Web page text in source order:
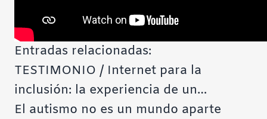
Entradas relacionadas:
TESTIMONIO / Internet para la
inclusión: la experiencia de un…
El autismo no es un mundo aparte